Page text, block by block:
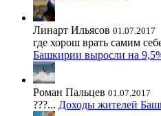
Линарт Ильясов 01.07.2017
где хорош врать самим
Башкирии выросли на
Роман Пальцев 01.07.2017
???... Доходы жителей